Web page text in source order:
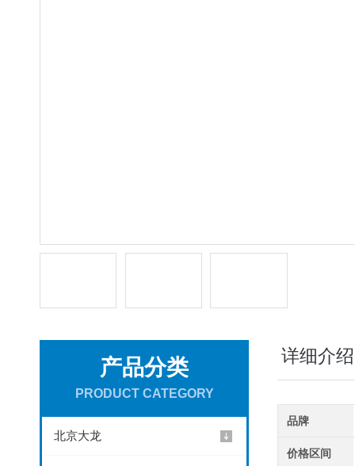
产品分类
PRODUCT CATEGORY
北京大龙
详细介绍
品牌
价格区间